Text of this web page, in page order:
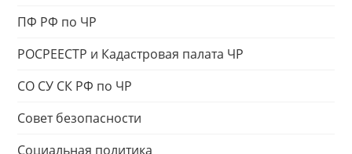
ПФ РФ по ЧР
РОСРЕЕСТР и Кадастровая палата ЧР
СО СУ СК РФ по ЧР
Совет безопасности
Социальная политика